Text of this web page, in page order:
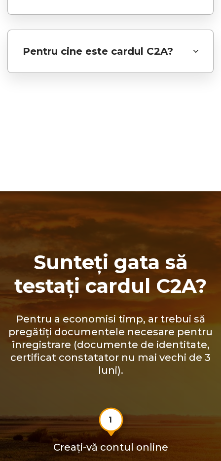
Pentru cine este cardul C2A?
Sunteți gata să
testați cardul C2A?
Pentru a economisi timp, ar trebui să
pregătiți documentele necesare pentru
înregistrare (documente de identitate,
certificat constatator nu mai vechi de 3
luni).
1
Creați-vă contul online